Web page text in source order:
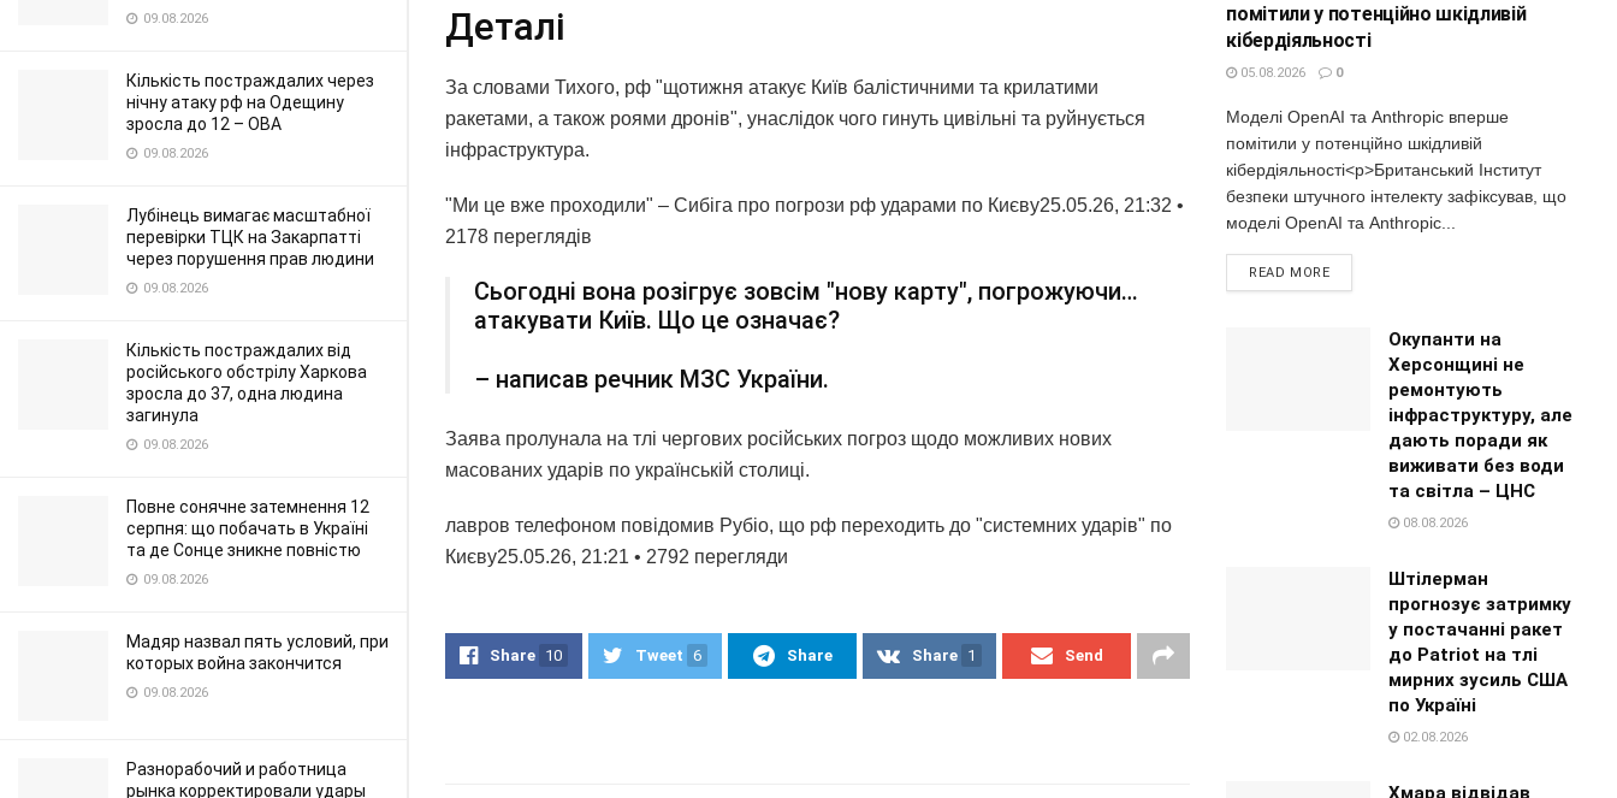
09.08.2026
Кількість постраждалих через
нічну атаку рф на Одещину
зросла до 12 – ОВА
09.08.2026
Лубінець вимагає масштабної
перевірки ТЦК на Закарпатті
через порушення прав людини
09.08.2026
Кількість постраждалих від
російського обстрілу Харкова
зросла до 37, одна людина
загинула
09.08.2026
Повне сонячне затемнення 12
серпня: що побачать в Україні
та де Сонце зникне повністю
09.08.2026
Мадяр назвал пять условий, при
которых война закончится
09.08.2026
Разнорабочий и работница
рынка корректировали удары
Деталі
За словами Тихого, рф "щотижня атакує Київ балістичними та крилатими
ракетами, а також роями дронів", унаслідок чого гинуть цивільні та руйнується
інфраструктура.
"Ми це вже проходили" – Сибіга про погрози рф ударами по Києву25.05.26, 21:32 •
2178 переглядiв
Сьогодні вона розігрує зовсім "нову карту", погрожуючи…
атакувати Київ. Що це означає?
– написав речник МЗС України.
Заява пролунала на тлі чергових російських погроз щодо можливих нових
масованих ударів по українській столиці.
лавров телефоном повідомив Рубіо, що рф переходить до "системних ударів" по
Києву25.05.26, 21:21 • 2792 перегляди
Share 10 Tweet 6 Share Share 1 Send
помітили у потенційно шкідливій
кібердіяльності
05.08.2026 0
Моделі OpenAI та Anthropic вперше
помітили у потенційно шкідливій
кібердіяльності<p>Британський Інститут
безпеки штучного інтелекту зафіксував, що
моделі OpenAI та Anthropic...
READ MORE
Окупанти на
Херсонщині не
ремонтують
інфраструктуру, але
дають поради як
виживати без води
та світла – ЦНС
08.08.2026
Штілерман
прогнозує затримку
у постачанні ракет
до Patriot на тлі
мирних зусиль США
по Україні
02.08.2026
Хмара відвідав